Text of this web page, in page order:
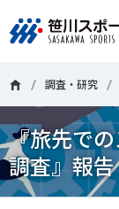
＃誰が子どものスポ
＃アクティブなまち
調査・研究
『旅先で
調査』報告